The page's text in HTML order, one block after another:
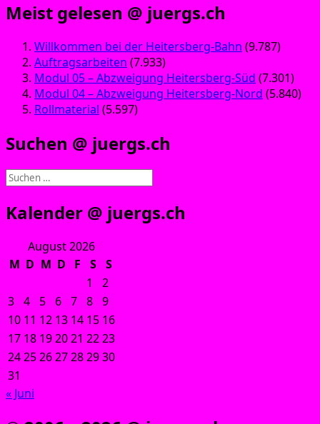
Meist gelesen @ juergs.ch
Willkommen bei der Heitersberg-Bahn (9.787)
Auftragsarbeiten (7.933)
Modul 05 – Abzweigung Heitersberg-Süd (7.301)
Modul 04 – Abzweigung Heitersberg-Nord (5.840)
Rollmaterial (5.597)
Suchen @ juergs.ch
Suchen
Kalender @ juergs.ch
August 2026
M D M D F S
S
1
2
3 4 5 6 7 8 9
10 11 12 13 14 15 16
17 18 192021 2223
24252627282930
31
« Juni